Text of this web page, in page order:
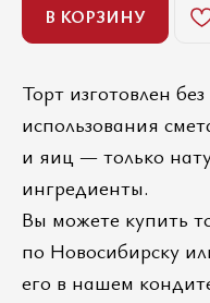
В КОРЗИНУ
Торт изготовлен
использования
и яиц — только
ингредиенты.
Вы можете купить
по Новосибирску
его в нашем